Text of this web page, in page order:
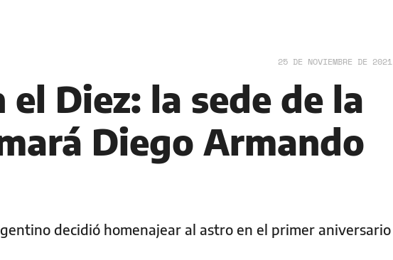
25 DE NOVIEMBRE DE 2021
el Diez: la sede de la
Diego Armando
decidió homenajear al astro en el primer aniversario